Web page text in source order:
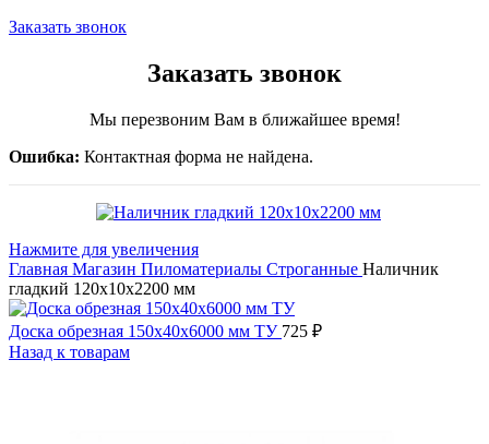
Заказать звонок
Заказать звонок
Мы перезвоним Вам в ближайшее время!
Ошибка: Контактная форма не найдена.
Нажмите для увеличения
Главная Магазин Пиломатериалы Строганные Наличник
гладкий 120х10х2200 мм
Доска обрезная 150х40х6000 мм ТУ 725 ₽
Назад к товарам